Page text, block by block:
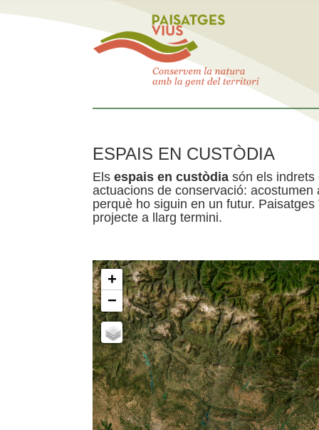
ESPAIS EN CUSTÒDIA
Els espais en custòdia són els indrets
actuacions de conservació:
perquè ho siguin en un futur.
projecte a llarg termini.
+
−